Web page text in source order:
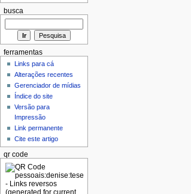
busca
ferramentas
Links para cá
Alterações recentes
Gerenciador de mídias
Índice do site
Versão para
Impressão
Link permanente
Cite este artigo
qr code